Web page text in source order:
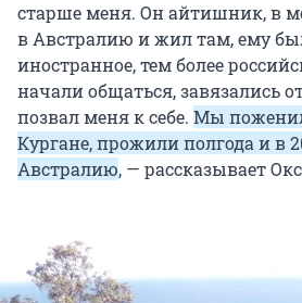
старше меня. Он айтишник, в
в Австралию и жил там, ему
иностранное, тем более
начали общаться, завязались
позвал меня к себе. Мы
Кургане, прожили полгода и в
Австралию, — рассказывает